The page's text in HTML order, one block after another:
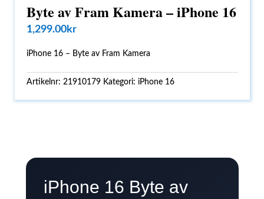
Byte av Fram Kamera – iPhone 16
1,299.00kr
iPhone 16 – Byte av Fram Kamera
Artikelnr:21910179 Kategori:iPhone 16
iPhone 16 Byte av